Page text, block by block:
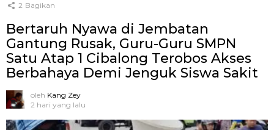
2 Bagikan
Bertaruh Nyawa di Jembatan
Gantung Rusak, Guru-Guru SMPN
Satu Atap 1 Cibalong Terobos Akses
Berbahaya Demi Jenguk Siswa Sakit
oleh Kang Zey
2 hari yang lalu